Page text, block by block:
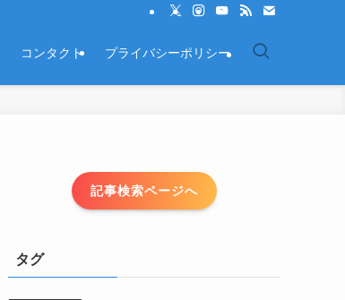
コンタクト プライバシーポリシー
記事検索ページへ
タグ